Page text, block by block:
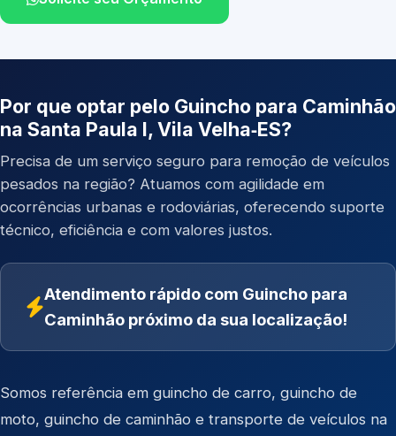
Por que optar pelo Guincho para Caminhão
na Santa Paula I, Vila Velha‑ES?
Precisa de um serviço seguro para remoção de veículos
pesados na região? Atuamos com agilidade em
ocorrências urbanas e rodoviárias, oferecendo suporte
técnico, eficiência e com valores justos.
Atendimento rápido com Guincho para
Caminhão próximo da sua localização!
Somos referência em guincho de carro, guincho de
moto, guincho de caminhão e transporte de veículos na